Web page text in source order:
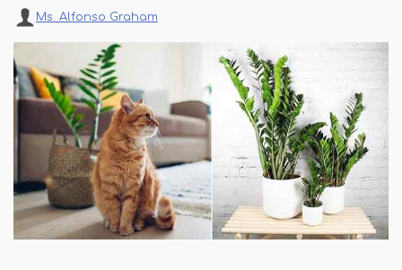
Ms. Alfonso Graham